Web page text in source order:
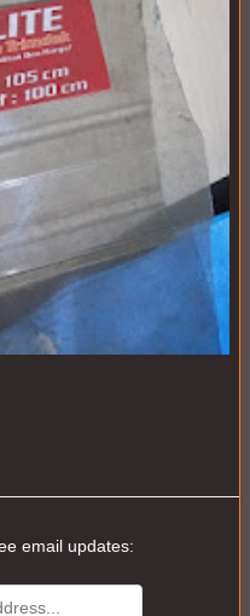
email updates: